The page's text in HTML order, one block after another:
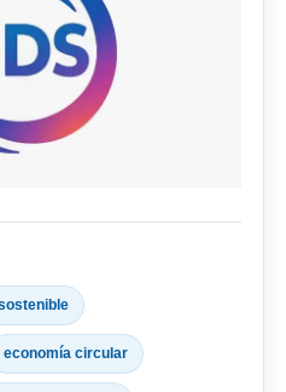
economía circular